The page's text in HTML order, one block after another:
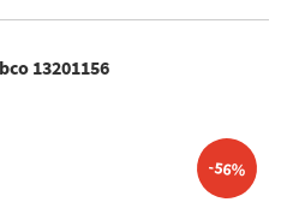
13201156
-56%